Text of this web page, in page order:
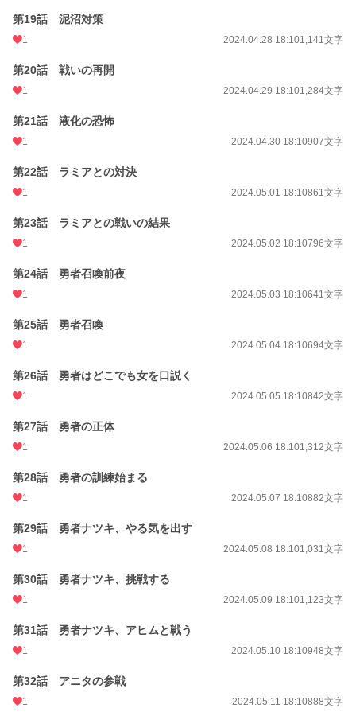
第19話 泥沼対策
1 2024.04.28 18:101,141文字
第20話 戦いの再開
1 2024.04.29 18:101,284文字
第21話 液化の恐怖
1 2024.04.30 18:10907文字
第22話 ラミアとの対決
1 2024.05.01 18:10861文字
第23話 ラミアとの戦いの結果
1 2024.05.02 18:10796文字
第24話 勇者召喚前夜
1 2024.05.03 18:10641文字
第25話 勇者召喚
1 2024.05.04 18:10694文字
第26話 勇者はどこでも女を口説く
1 2024.05.05 18:10842文字
第27話 勇者の正体
1 2024.05.06 18:101,312文字
第28話 勇者の訓練始まる
1 2024.05.07 18:10882文字
第29話 勇者ナツキ、やる気を出す
1 2024.05.08 18:101,031文字
第30話 勇者ナツキ、挑戦する
1 2024.05.09 18:101,123文字
第31話 勇者ナツキ、アヒムと戦う
1 2024.05.10 18:10948文字
第32話 アニタの参戦
1 2024.05.11 18:10888文字